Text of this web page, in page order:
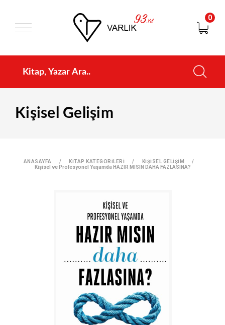
0
Kişisel Gelişim
ANASAYFA KİTAP KATEGORİLERİ
KİŞİSEL GELİŞİM
Kişisel ve Profesyonel Yaşamda HAZIR MISIN DAHA FAZLASINA?